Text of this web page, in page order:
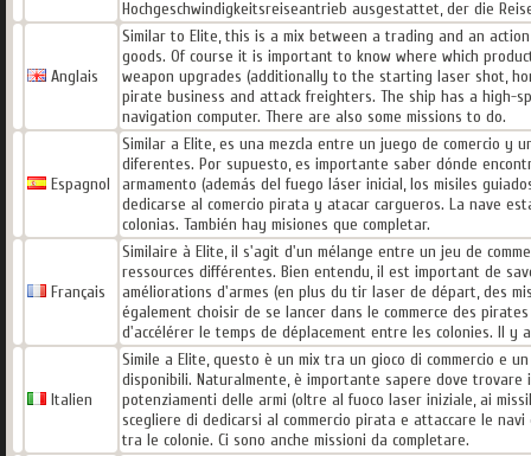
Hochgeschwindigkeitsreiseantrieb ausgestattet, der die
Anglais
Similar to Elite, this is a mix between a trading and an
goods. Of course it is important to know where which
weapon upgrades (additionally to the starting laser shot,
pirate business and attack freighters. The ship has a
navigation computer. There are also some missions to do.
Espagnol
Similar a Elite, es una mezcla entre un juego de comercio y
diferentes. Por supuesto, es importante saber dónde
armamento (además del fuego láser inicial, los misiles
dedicarse al comercio pirata y atacar cargueros. La nave
colonias. También hay misiones que completar.
Français
Similaire à Elite, il s'agit d'un mélange entre un jeu de
ressources différentes. Bien entendu, il est important de
améliorations d'armes (en plus du tir laser de départ, des
également choisir de se lancer dans le commerce des
d'accélérer le temps de déplacement entre les colonies. Il y
Italien
Simile a Elite, questo è un mix tra un gioco di commercio e
disponibili. Naturalmente, è importante sapere dove
potenziamenti delle armi (oltre al fuoco laser iniziale, ai
scegliere di dedicarsi al commercio pirata e attaccare le
tra le colonie. Ci sono anche missioni da completare.